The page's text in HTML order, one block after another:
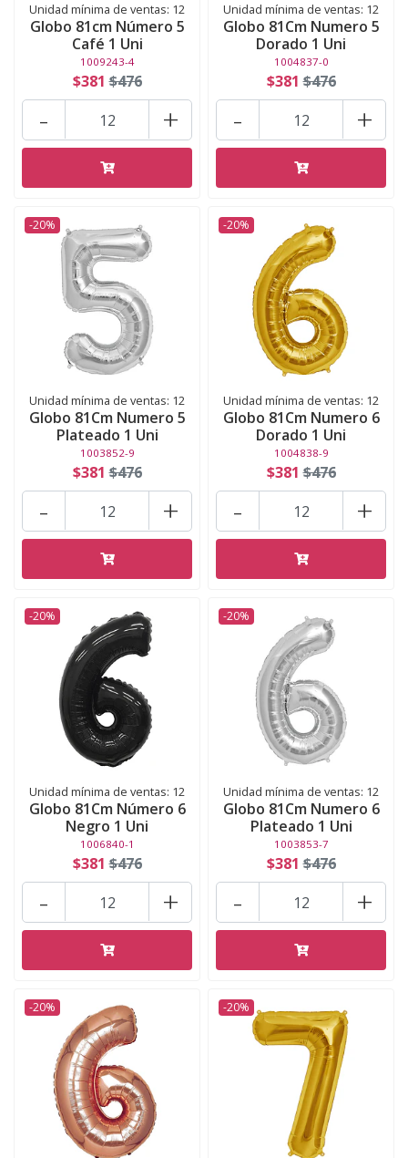
Unidad mínima de ventas: 12
Globo 81cm Número 5
Café 1 Uni
1009243-4
$381 $476
+
-
Unidad mínima de ventas: 12
Globo 81Cm Numero 5
Dorado 1 Uni
1004837-0
$381 $476
+
-
-20%
Unidad mínima de ventas: 12
Globo 81Cm Numero 5
Plateado 1 Uni
1003852-9
$381 $476
+
-
-20%
Unidad mínima de ventas: 12
Globo 81Cm Numero 6
Dorado 1 Uni
1004838-9
$381 $476
+
-
-20%
Unidad mínima de ventas: 12
Globo 81Cm Número 6
Negro 1 Uni
1006840-1
$381 $476
+
-
-20%
Unidad mínima de ventas: 12
Globo 81Cm Numero 6
Plateado 1 Uni
1003853-7
$381 $476
+
-
-20% -20%